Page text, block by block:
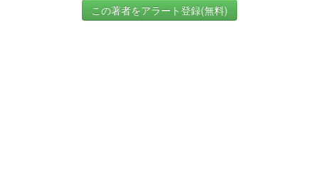
この著者をアラート登録(無料)